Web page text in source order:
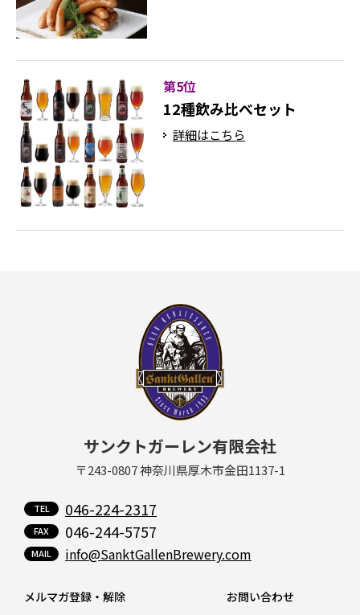
第5位
12種飲み比べセット
詳細はこちら
サンクトガーレン有限会社
〒243-0807 神奈川県厚木市金田1137-1
046-224-2317
046-244-5757
info@SanktGallenBrewery.com
メルマガ登録・解除
お問い合わせ